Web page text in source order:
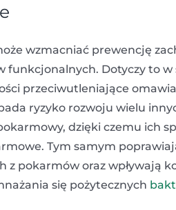
wzmacniać prewencję
funkcjonalnych. Dotyczy to w
przeciwutleniające
ryzyko rozwoju wielu
dzięki czemu ich
Tym samym
z pokarmów oraz wpływają
się pożytecznych